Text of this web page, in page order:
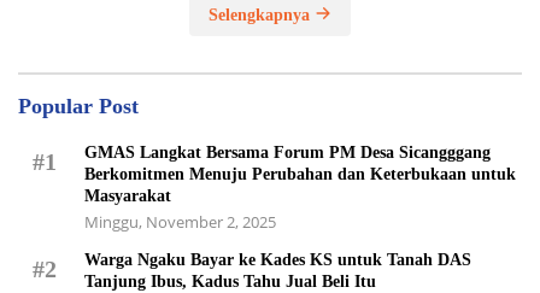
Selengkapnya
Popular Post
#1
GMAS Langkat Bersama Forum PM Desa Sicangggang
Berkomitmen Menuju Perubahan dan Keterbukaan untuk
Masyarakat
Minggu, November 2, 2025
#2
Warga Ngaku Bayar ke Kades KS untuk Tanah DAS
Tanjung Ibus, Kadus Tahu Jual Beli Itu